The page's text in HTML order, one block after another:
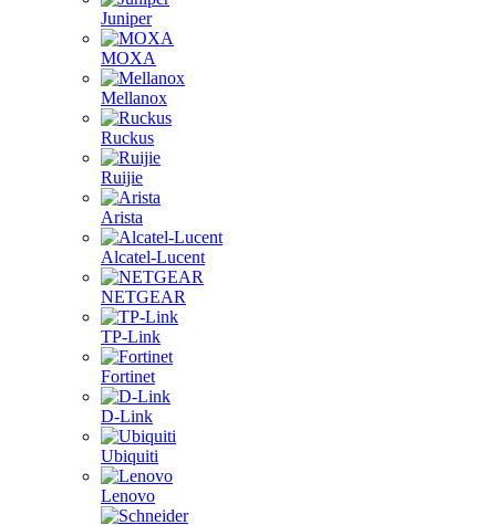
Juniper
MOXA
Mellanox
Ruckus
Ruijie
Arista
Alcatel-Lucent
NETGEAR
TP-Link
Fortinet
D-Link
Ubiquiti
Lenovo